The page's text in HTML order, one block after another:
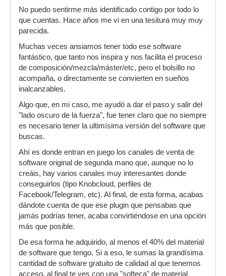
No puedo sentirme más identificado contigo por todo lo
que cuentas. Hace años me vi en una tesitura muy muy
parecida.
Muchas veces ansiamos tener todo ese software
fantástico, que tanto nos inspira y nos facilita el proceso
de composición/mezcla/máster/etc, pero el bolsillo no
acompaña, o directamente se convierten en sueños
inalcanzables.
Algo que, en mi caso, me ayudó a dar el paso y salir del
"lado oscuro de la fuerza", fue tener claro que no siempre
es necesario tener la ultimísima versión del software que
buscas.
Ahí es donde entran en juego los canales de venta de
software original de segunda mano que, aunque no lo
creáis, hay varios canales muy interesantes donde
conseguirlos (tipo Knobcloud, perfiles de
Facebook/Telegram, etc). Al final, de esta forma, acabas
dándote cuenta de que ese plugin que pensabas que
jamás podrías tener, acaba convirtiéndose en una opción
más que posible.
De esa forma he adquirido, al menos el 40% del material
de software que tengo. Si a eso, le sumas la grandísima
cantidad de software gratuito de calidad al que tenemos
acceso, al final te ves con una "softeca" de material